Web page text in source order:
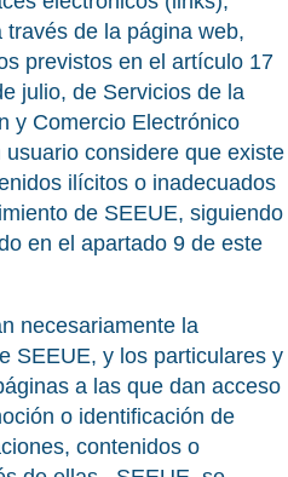
de la página web,
previstos en el artículo 17
julio, de Servicios de la
y Comercio Electrónico
considere que existe
ilícitos o inadecuados
de SEEUE, siguiendo
en el apartado 9 de este
necesariamente la
SEEUE, y los particulares y
a las que dan acceso
o identificación de
contenidos o